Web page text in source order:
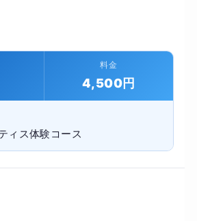
料金
4,500円
ィス体験コース